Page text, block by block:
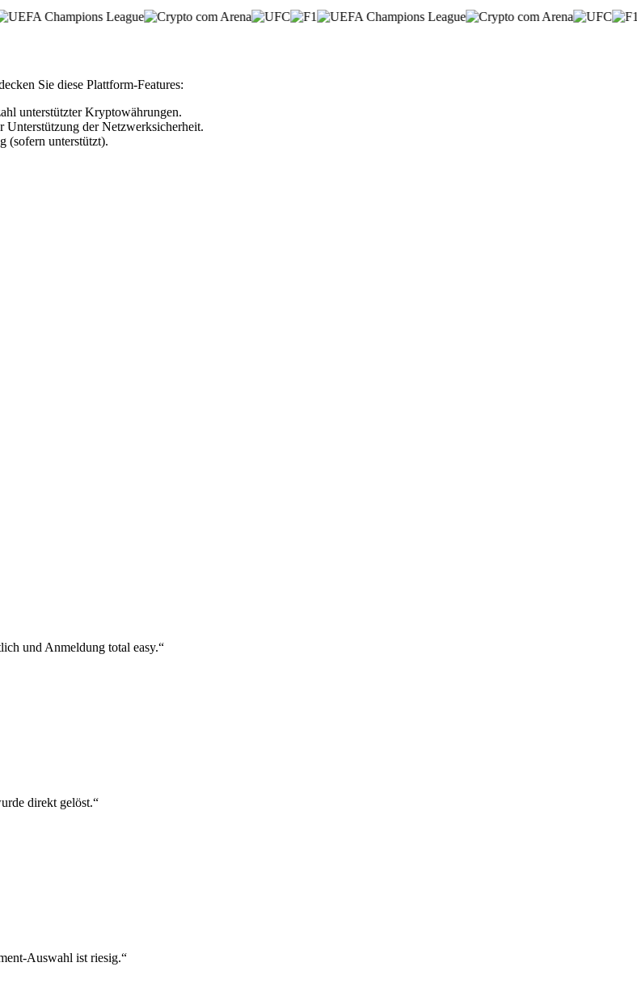
Sie diese Plattform-Features:
unterstützter Kryptowährungen.
Unterstützung der Netzwerksicherheit.
(sofern unterstützt).
und Anmeldung total easy.“
direkt gelöst.“
Auswahl ist riesig.“